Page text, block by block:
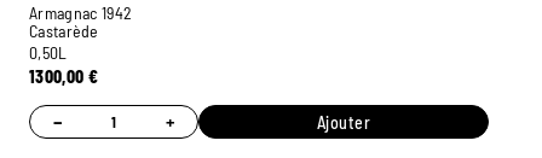
Armagnac 1942
Castarède
0,50L
1300,00 €
− + Ajouter